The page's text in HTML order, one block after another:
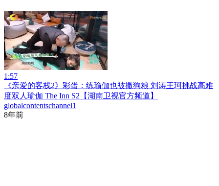
1:57
《亲爱的客栈2》彩蛋：练瑜伽也被撒狗粮 刘涛王珂挑战高难
度双人瑜伽 The Inn S2【湖南卫视官方频道】
globalcontentschannel1
8年前